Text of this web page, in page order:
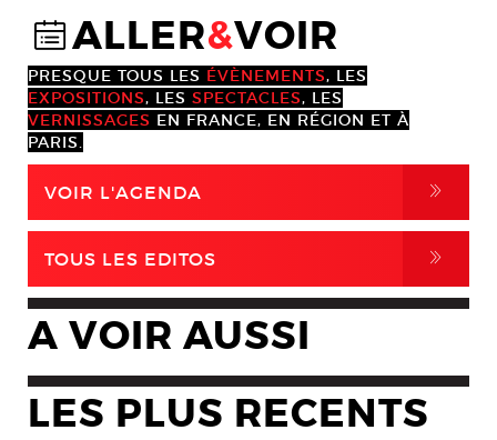
@ALLER&VOIR
PRESQUE TOUS LES ÉVÈNEMENTS, LES
EXPOSITIONS, LES SPECTACLES, LES
VERNISSAGES EN FRANCE, EN RÉGION ET À
PARIS.
VOIR L'AGENDA ,
TOUS LES EDITOS ,
A VOIR AUSSI
LES PLUS RECENTS